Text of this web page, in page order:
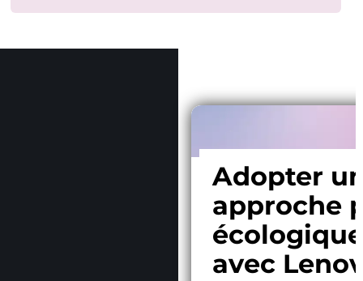
Adopter
approche
écologique
avec